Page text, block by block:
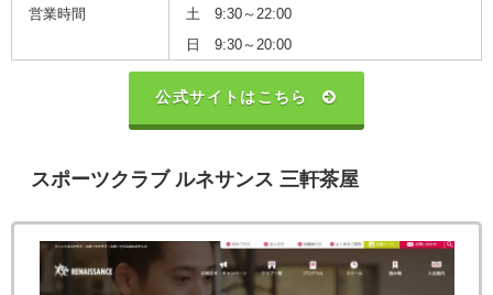
営業時間 土 9:30～22:00
日 9:30～20:00
公式サイトはこちら
スポーツクラブ ルネサンス 三軒茶屋